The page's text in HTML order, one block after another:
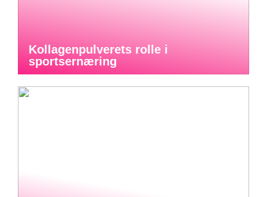
Kollagenpulverets rolle i
sportsernæring